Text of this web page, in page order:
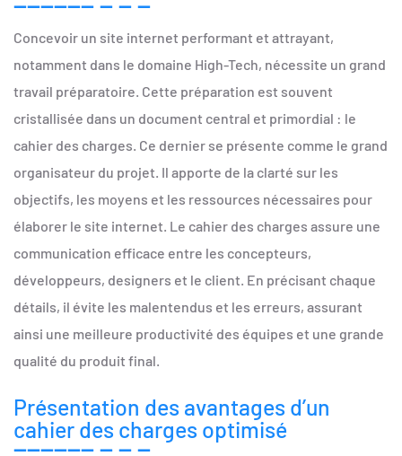
Concevoir un site internet performant et attrayant,
notamment dans le domaine High-Tech, nécessite un grand
travail préparatoire. Cette préparation est souvent
cristallisée dans un document central et primordial : le
cahier des charges. Ce dernier se présente comme le grand
organisateur du projet. Il apporte de la clarté sur les
objectifs, les moyens et les ressources nécessaires pour
élaborer le site internet. Le cahier des charges assure une
communication efficace entre les concepteurs,
développeurs, designers et le client. En précisant chaque
détails, il évite les malentendus et les erreurs, assurant
ainsi une meilleure productivité des équipes et une grande
qualité du produit final.
Présentation des avantages d’un
cahier des charges optimisé